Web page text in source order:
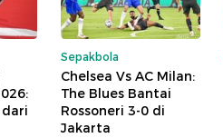
Sepakbola
Chelsea Vs AC Milan:
The Blues Bantai
Rossoneri 3-0 di
Jakarta